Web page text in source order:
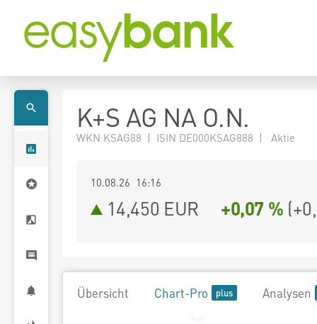
K+S AG NA O.N.
WKN KSAG88 | ISIN DE000KSAG888 | Aktie
10.08.26 16:16
14,450 EUR +0,07 % (
Übersicht Chart-Pro Analysen